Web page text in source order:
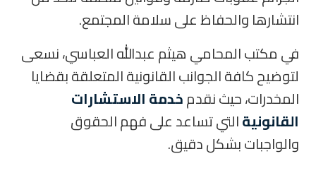
انتشارها والحفاظ على سلامة المجتمع.
في مكتب المحامي هيثم عبدالله العباسي، نسعى
لتوضيح كافة الجوانب القانونية المتعلقة بقضايا
المخدرات، حيث نقدمخدمة الاستشارات
القانونيةالتي تساعد على فهم الحقوق
والواجبات بشكل دقيق.